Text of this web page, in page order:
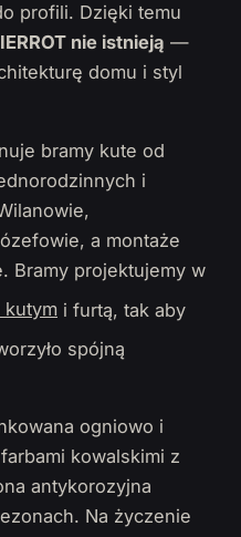
profili. Dzięki temu
nie istnieją —
domu i styl
bramy kute od
i
a montaże
Bramy projektujemy w
i furtą, tak aby
spójną
ogniowo i
kowalskimi z
antykorozyjna
Na życzenie